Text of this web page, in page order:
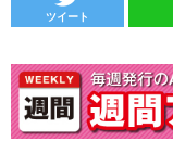
ツイート